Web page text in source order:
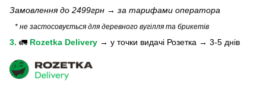
Замовлення до 2499грн → за тарифами оператора
* не застосовується для деревного вугілля та брикетів
3. 🚛 Rozetka Delivery → у точки видачі Розетка → 3-5 днів